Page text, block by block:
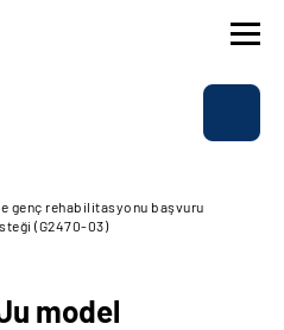
genç rehabilitasyonu başvuru
(G2470-03)
model